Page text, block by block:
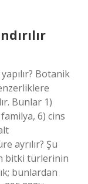
Botanik
Bunlar 1)
familya, 6) cins
ayrılır? Şu
bitki türlerinin
bunlardan